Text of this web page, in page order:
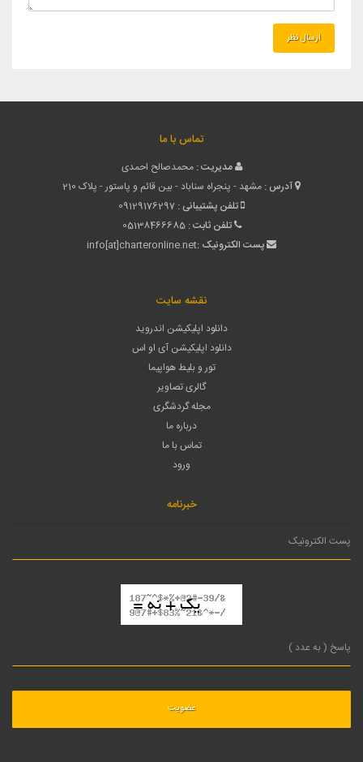
تماس با ما
مدیریت : محمدصالح احمدی
آدرس : مشهد - پنجراه سناباد - بین قائم و پاستور - پلاک 210
تلفن پشتیبانی : 09129176297
تلفن ثابت : 05138466685
پست الکترونیک :info[at]charteronline.net
نقشه سایت
دانلود اپلیکیشن اندروید
دانلود اپلیکیشن آی او اس
تور و بلیط هواپیما
گالری تصاویر
مجله گردشگری
درباره ما
تماس با ما
ورود
خبرنامه